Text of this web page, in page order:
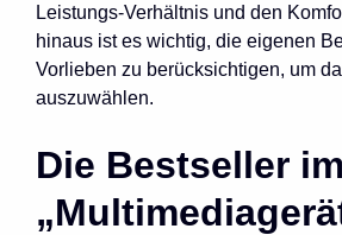
Leistungs-Verhältnis und den
hinaus ist es wichtig, die eigenen
Vorlieben zu berücksichtigen, um
auszuwählen.
Die Bestseller